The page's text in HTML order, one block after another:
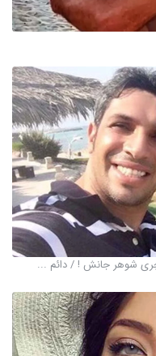
شوهر جانش ! / دائم ...